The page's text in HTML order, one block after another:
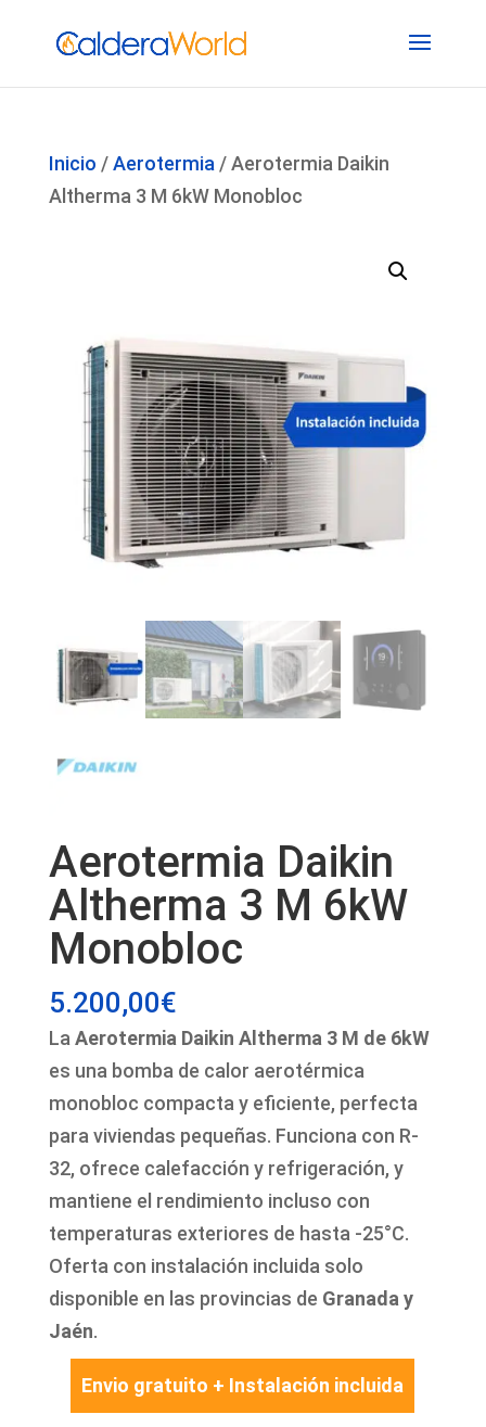
Inicio /Aerotermia / Aerotermia Daikin
Altherma 3 M 6kW Monobloc
Aerotermia Daikin
Altherma 3 M 6kW
Monobloc
5.200,00€
La Aerotermia Daikin Altherma 3 M de 6kW
es una bomba de calor aerotérmica
monobloc compacta y eficiente, perfecta
para viviendas pequeñas. Funciona con R-
32, ofrece calefacción y refrigeración, y
mantiene el rendimiento incluso con
temperaturas exteriores de hasta -25°C.
Oferta con instalación incluida solo
disponible en las provincias de Granada y
Jaén.
Envio gratuito + Instalación incluida